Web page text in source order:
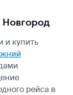
и купить
рейса в